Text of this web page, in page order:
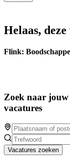
Helaas,
Flink:
Zoek naar jouw
vacatures
Vacatures zoeken